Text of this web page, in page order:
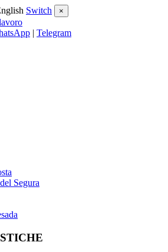
Switch ×
| Telegram
Segura